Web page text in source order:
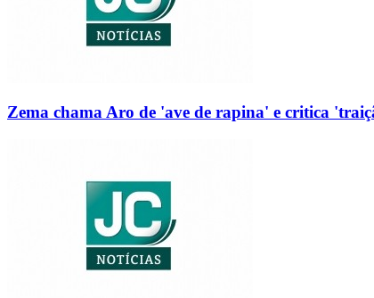
Zema chama Aro de 'ave de rapina' e critica